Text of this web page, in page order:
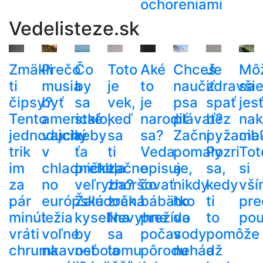
ochoreniami
Vedelisteze.sk
Zmäkli
ti
čipsy?
Tento
jednoduchý
trik
im
za
pár
minút
vráti
chrumkavosť
Prečo
musia
byť
americké
vajcia
v
chladničke,
no
európske
ležia
voľne
na
Čo
by
sa
stalo,
keby
ťa
prehltla
veľryba?
Žalúdočná
kyselina
by
nebola
Toto
je
vek,
keď
sa
ti
začne
zhoršovať
zrak.
Nevyhne
sa
tomu
Aké
to
je
narodiť
sa?
Veda
opisuje,
čo
bábätko
prežíva
počas
pôrodu
Chceš
naučiť
psa
plávať?
Začni
pomaly
a
nikdy
ho
do
vody
nehádž
Je
zdravšie
spať
bez
Pozri
sa,
kedy
ti
to
pomôže
a
sa
jesť
si